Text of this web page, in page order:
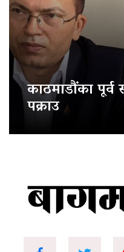
काठमाडौंका
पक्राउ